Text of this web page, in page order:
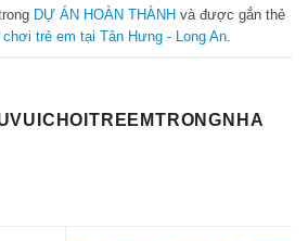
DỰ ÁN HOÀN THÀNH và được gắn thẻ
trẻ em tại Tân Hưng - Long An